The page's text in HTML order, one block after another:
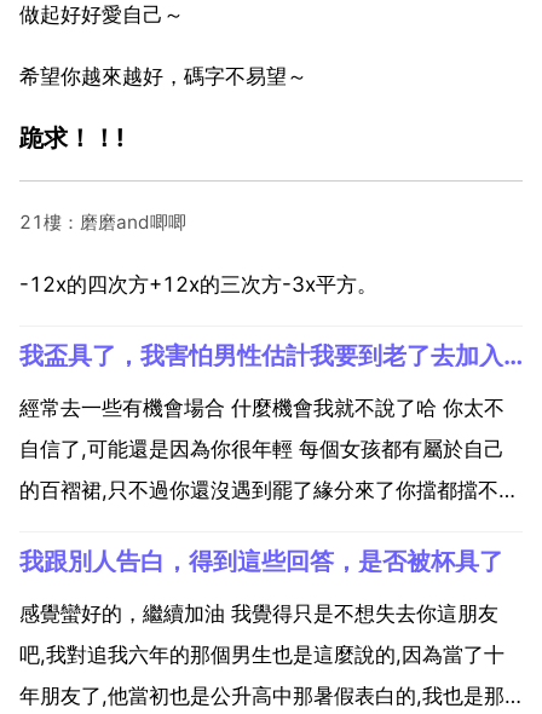
做起好好愛自己～
希望你越來越好，碼字不易望～
跪求！！!
21樓：磨磨and唧唧
-12x的四次方+12x的三次方-3x平方。
我盃具了，我害怕男性估計我要到老了去加入相親隊伍了
經常去一些有機會場合 什麼機會我就不說了哈 你太不
自信了,可能還是因為你很年輕 每個女孩都有屬於自己
的百褶裙,只不過你還沒遇到罷了緣分來了你擋都擋不住
自然 我叫麥兜啊，你和她乙個樣啊 青春期的男女都是
這樣的 多接觸周圍的一切 慢慢一切會好的 有...
我跟別人告白，得到這些回答，是否被杯具了
感覺蠻好的，繼續加油 我覺得只是不想失去你這朋友
吧,我對追我六年的那個男生也是這麼說的,因為當了十
年朋友了,他當初也是公升高中那暑假表白的,我也是那